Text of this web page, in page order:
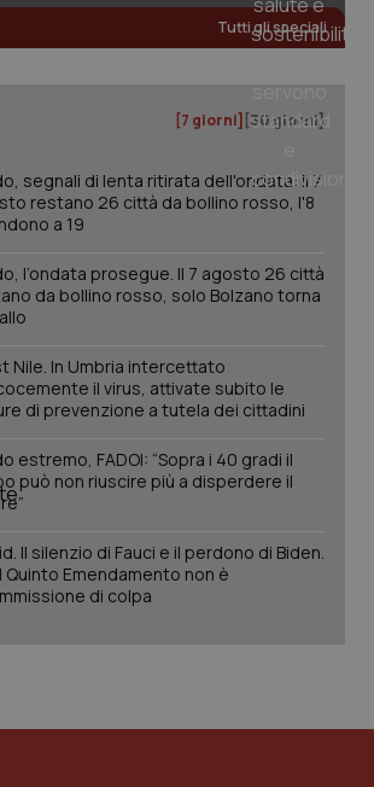
urogenitali
& impianti
seno
& Testa Collo
Tutti gli speciali
[7 giorni] [30 giorni]
segnali di lenta ritirata dell'ondata: il 7
restano 26 città da bollino rosso, l'8
a 19
l’ondata prosegue. Il 7 agosto 26 città
da bollino rosso, solo Bolzano torna
Nile. In Umbria intercettato
il virus, attivate subito le
di prevenzione a tutela dei cittadini
estremo, FADOI: “Sopra i 40 gradi il
può non riuscire più a disperdere il
Il silenzio di Fauci e il perdono di Biden.
Quinto Emendamento non è
di colpa
Fornitore/Dominio
YouTube
5
www.quotidianosanita.it
ironfish-